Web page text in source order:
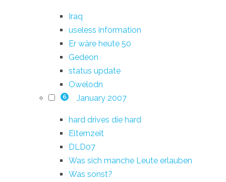
Iraq
useless information
Er wäre heute 50
Gedeon
status update
Owelodn
6 January 2007
hard drives die hard
Elternzeit
DLD07
Was sich manche Leute erlauben
Was sonst?